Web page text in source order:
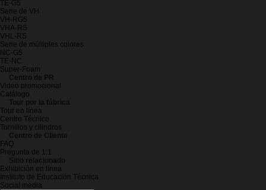
TE-G5
Serie de VH
VH-RG5
VHA-RS
VHL-RS
Serie de múltiples colores
NC-G5
TE-NC
Super-Foam
Centro de PR
Video promocional
Catálogo
Tour por la fábrica
Tour en línea
Centro Técnico
Tornillos y cilindros
Centro de Cliente
FAQ
Pregunta de 1:1
Sitio relacionado
Exhibición en línea
Instituto de Educación Técnica
Social media